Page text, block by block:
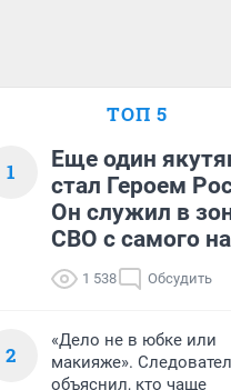
ТОП 5
1
Еще один
стал Героем
Он служил в
СВО с самого
1 538 Обсудить
2
«Дело не в юбке или
макияже».
объяснил, кто чаще